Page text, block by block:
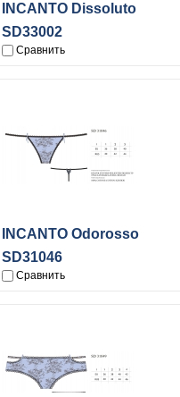
INCANTO Dissoluto
SD33002
Сравнить
INCANTO Odorosso
SD31046
Сравнить